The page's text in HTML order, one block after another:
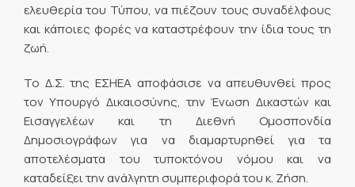
ελευθερία του Τύπου, να πιέζουν τους συναδέλφους
και κάποιες φορές να καταστρέφουν την ίδια τους τη
ζωή.
Το Δ.Σ. της ΕΣΗΕΑ αποφάσισε να απευθυνθεί προς
τον Υπουργό Δικαιοσύνης, την Ένωση Δικαστών και
Εισαγγελέων και τη Διεθνή Ομοσπονδία
Δημοσιογράφων για να διαμαρτυρηθεί για τα
αποτελέσματα του τυποκτόνου νόμου και να
καταδείξει την ανάλγητη συμπεριφορά του κ. Ζήση.